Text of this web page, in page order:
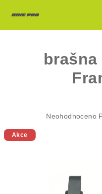
brašna
Průměrné
hvězdiček.
Neohodnoceno
Akce